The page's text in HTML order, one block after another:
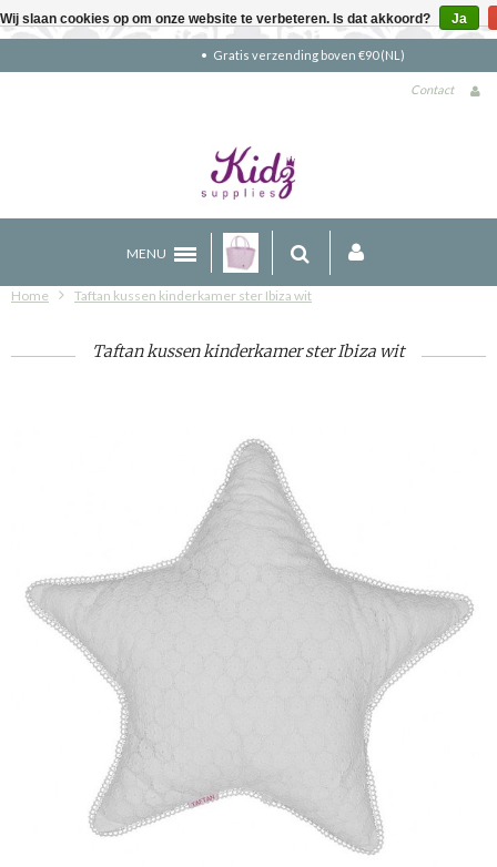
Gratis verzending boven €90 (NL)
Contact
MENU
Home Taftan kussen kinderkamer ster Ibiza wit
Taftan kussen kinderkamer ster Ibiza wit
Wij slaan cookies op om onze website te verbeteren. Is dat akkoord? Ja